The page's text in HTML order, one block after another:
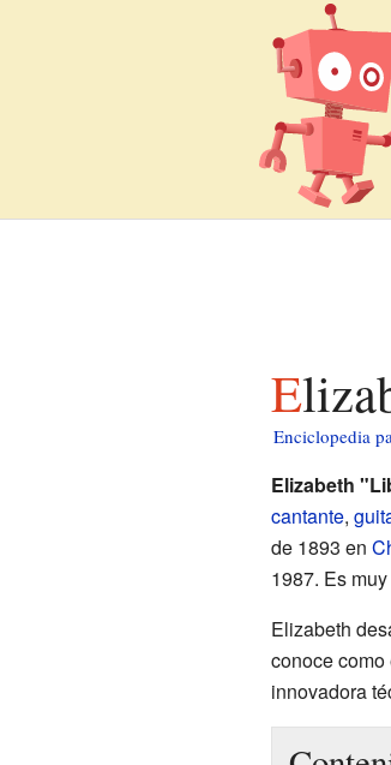
Enciclopedia
Elizabeth
cantante,
de 1893 en
1987. Es
Elizabeth
conoce
innovadora